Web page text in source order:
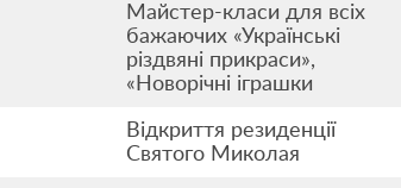
Майстер-класи для всіх
бажаючих «Українські
різдвяні прикраси»,
«Новорічні іграшки
Відкриття резиденції
Святого Миколая